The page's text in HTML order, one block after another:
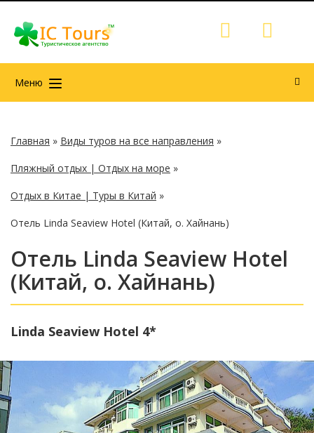
Меню
Главная » Виды туров на все направления »
Пляжный отдых | Отдых на море »
Отдых в Китае | Туры в Китай »
Отель Linda Seaview Hotel (Китай, о. Хайнань)
Отель Linda Seaview Hotel
(Китай, о. Хайнань)
Linda Seaview Hotel 4*